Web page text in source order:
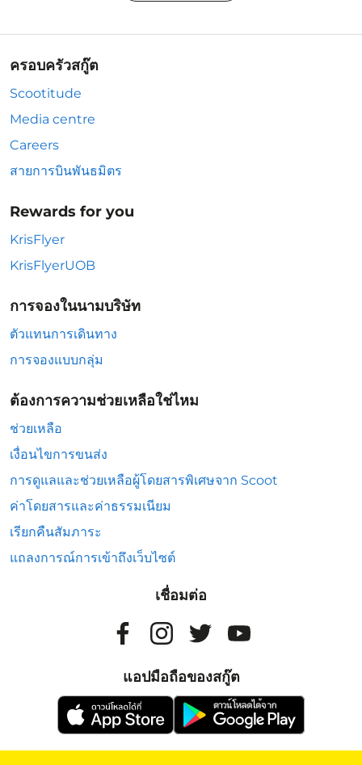
ครอบครัวสกู๊ต
Scootitude
Media centre
Careers
สายการบินพันธมิตร
Rewards for you
KrisFlyer
KrisFlyerUOB
การจองในนามบริษัท
ตัวแทนการเดินทาง
การจองแบบกลุ่ม
ต้องการความช่วยเหลือใช่ไหม
ช่วยเหลือ
เงื่อนไขการขนส่ง
การดูแลและช่วยเหลือผู้โดยสารพิเศษจาก Scoot
ค่าโดยสารและค่าธรรมเนียม
เรียกคืนสัมภาระ
แถลงการณ์การเข้าถึงเว็บไซต์
เชื่อมต่อ
แอปมือถือของสกู๊ต